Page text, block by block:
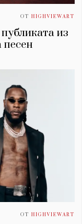
ОТ HIGHVIEWART
из
песен
ОТ HIGHVIEWART